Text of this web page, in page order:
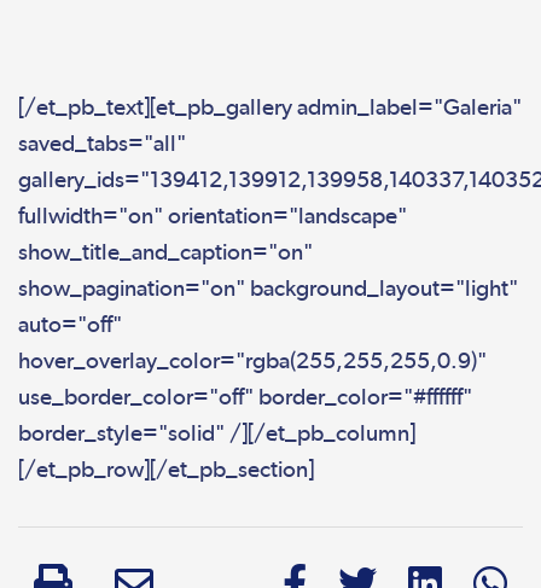
[/et_pb_text][et_pb_gallery admin_label="Galeria"
saved_tabs="all"
fullwidth="on" orientation="landscape"
show_title_and_caption="on"
show_pagination="on" background_layout="light"
auto="off"
hover_overlay_color="rgba(255,255,255,0.9)"
use_border_color="off" border_color="#ffffff"
border_style="solid" /][/et_pb_column]
[/et_pb_row][/et_pb_section]